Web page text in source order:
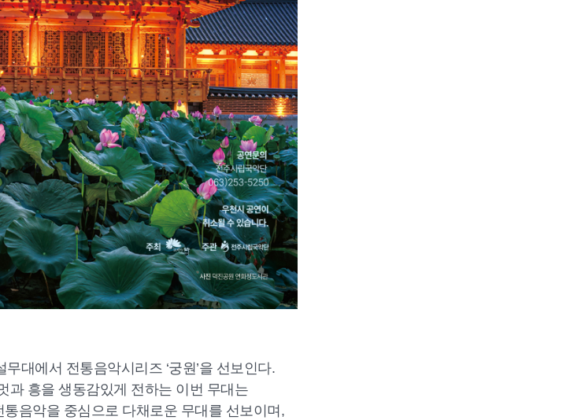
대에서 전통음악시리즈 ‘궁원’을 선보인다.
과 흥을 생동감있게 전하는 이번 무대는
음악을 중심으로 다채로운 무대를 선보이며,